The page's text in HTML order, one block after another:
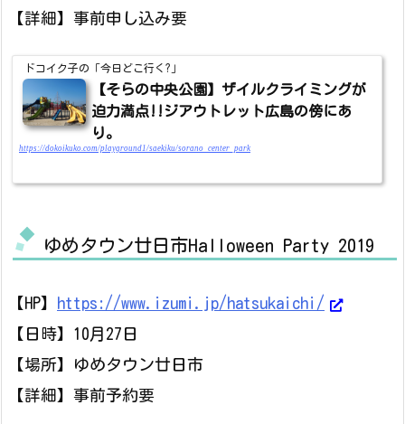
【詳細】事前申し込み要
ドコイク子の「今日どこ行く?」
【そらの中央公園】ザイルクライミングが
迫力満点!!ジアウトレット広島の傍にあ
り。
https://dokoikuko.com/playground1/saekiku/sorano_center_park
ゆめタウン廿日市Halloween Party 2019
【HP】 https://www.izumi.jp/hatsukaichi/
【日時】10月27日
【場所】ゆめタウン廿日市
【詳細】事前予約要